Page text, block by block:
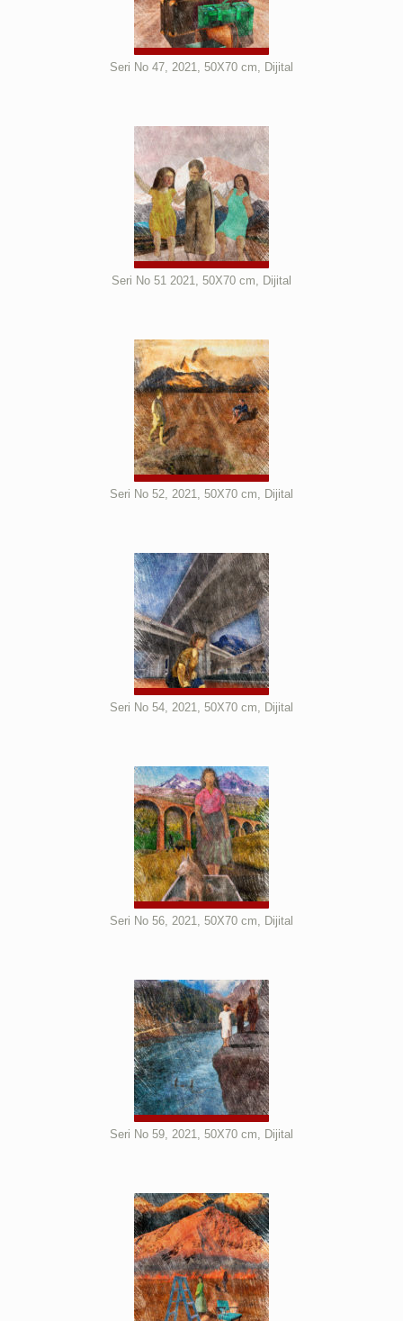
Seri No 47, 2021, 50X70 cm, Dijital
Seri No 51 2021, 50X70 cm, Dijital
Seri No 52, 2021, 50X70 cm, Dijital
Seri No 54, 2021, 50X70 cm, Dijital
Seri No 56, 2021, 50X70 cm, Dijital
Seri No 59, 2021, 50X70 cm, Dijital